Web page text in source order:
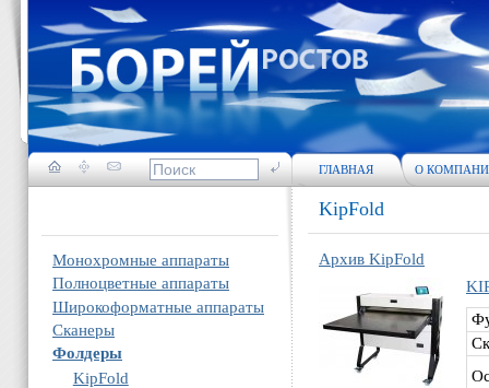
Монохромные аппараты
Полноцветные аппараты
Широкоформатные аппараты
Сканеры
Фолдеры
KipFold
ГЛАВНАЯ О
KipFold
Архив KipFold